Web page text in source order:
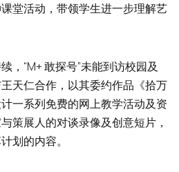
课堂活动，带领学生进一步理解艺
，“M+ 敢探号”未能到访校园及
天仁合作，以其委约作品《拾万
一系列免费的网上教学活动及资
策展人的对谈录像及创意短片，
划的内容。